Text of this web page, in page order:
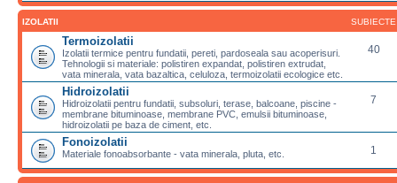
IZOLATII SUBIECTE
Termoizolatii
Izolatii termice pentru fundatii, pereti, pardoseala sau acoperisuri.
Tehnologii si materiale: polistiren expandat, polistiren extrudat,
vata minerala, vata bazaltica, celuloza, termoizolatii ecologice etc.
40
Hidroizolatii
Hidroizolatii pentru fundatii, subsoluri, terase, balcoane, piscine -
membrane bituminoase, membrane PVC, emulsii bituminoase,
hidroizolatii pe baza de ciment, etc.
7
Fonoizolatii
Materiale fonoabsorbante - vata minerala, pluta, etc. 1